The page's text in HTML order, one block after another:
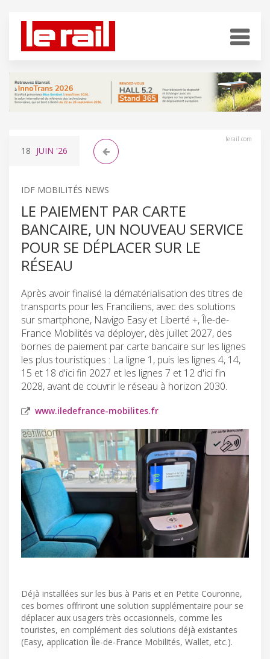
lerail.com
18 JUIN '26
IDF MOBILITÉS NEWS
LE PAIEMENT PAR CARTE
BANCAIRE, UN NOUVEAU SERVICE
POUR SE DÉPLACER SUR LE
RÉSEAU
Après avoir finalisé la dématérialisation des titres de
transports pour les Franciliens, avec des solutions
sur smartphone, Navigo Easy et Liberté +, Île-de-
France Mobilités va déployer, dès juillet 2027, des
bornes de paiement par carte bancaire sur les lignes
les plus touristiques : La ligne 1, puis les lignes 4, 14,
15 et 18 d'ici fin 2027 et les lignes 7 et 12 d'ici fin
2028, avant de couvrir le réseau à horizon 2030.
www.iledefrance-mobilites.fr
Déjà installées sur les bus à Paris et en Petite Couronne,
ces bornes offriront une solution supplémentaire pour se
déplacer aux usagers très occasionnels, comme les
touristes, en complément des solutions déjà existantes
(Easy, application Île-de-France Mobilités, Wallet, etc.).